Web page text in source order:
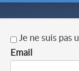
Je ne suis pas
Email